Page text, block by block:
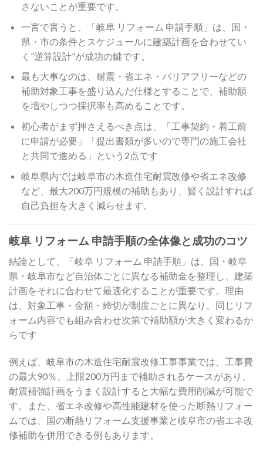
さないことが重要です。
一言で言うと、「岐阜 リフォーム 申請手順」は、国・
県・市の条件とスケジュールに建築計画を合わせてい
く”逆算設計”が成功の鍵です。
最も大事なのは、耐震・省エネ・バリアフリーなどの
補助対象工事を盛り込んだ仕様とすることで、補助額
を増やしつつ採択率も高めることです。
初心者がまず押さえるべき点は、「工事契約・着工前
に申請が必要」「提出書類が多いので専門の施工会社
と共同で進める」という2点です
岐阜県内では岐阜市の木造住宅耐震改修や省エネ改修
など、最大200万円規模の補助もあり、賢く設計すれば
自己負担を大きく減らせます。
岐阜 リフォーム 申請手順の全体像と成功のコツ
結論として、「岐阜 リフォーム 申請手順」は、国・岐阜
県・岐阜市など自治体ごとに異なる補助金を整理し、建築
計画をそれに合わせて最適化することが重要です。理由
は、対象工事・金額・締切が制度ごとに異なり、同じリフ
ォーム内容でも組み合わせ次第で補助額が大きく変わるか
らです
例えば、岐阜市の木造住宅耐震改修工事事業では、工事費
の最大90％、上限200万円まで補助されるケースがあり、
耐震補強計画をうまく設計すると大幅な費用削減が可能で
す。また、省エネ改修や高性能建材を使った断熱リフォー
ムでは、国の断熱リフォーム支援事業と岐阜市の省エネ改
修補助を併用できる例もあります。